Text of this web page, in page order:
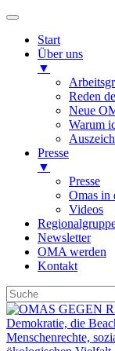
Start
Über uns
▼
Reden
Neue
Warum
Presse
▼
Presse
Omas in
Videos
Newsletter
OMA werden
Kontakt